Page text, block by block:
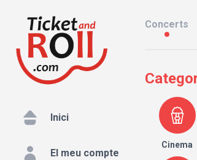
Inici
El meu compte
Concerts
Cinema